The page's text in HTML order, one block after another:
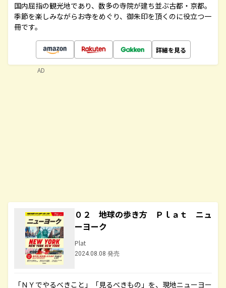
国内屈指の観光地であり、数多の寺院が建ち並ぶ古都・京都。
季節を楽しみながらお寺をめぐり、御朱印を頂くのに役立つ一
冊です。
詳細を見る
０２ 地球の歩き方 Ｐｌａｔ ニュ
ーヨーク
Plat
2024.08.08 発売
「ＮＹでやるべきこと」「見るべきもの」を、現地ニューヨー
AD